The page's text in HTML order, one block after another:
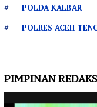
POLDA KALBAR
POLRES ACEH
PIMPINAN